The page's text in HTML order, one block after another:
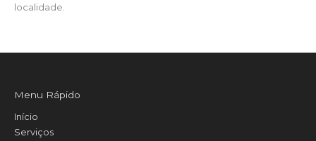
localidade.
Menu Rápido
Início
Serviços